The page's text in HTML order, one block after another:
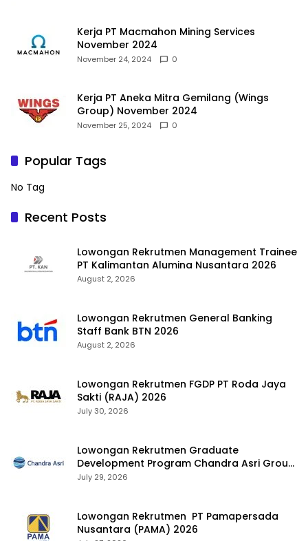
Kerja PT Macmahon Mining Services
November 2024
November 24, 2024 0
Kerja PT Aneka Mitra Gemilang (Wings
Group) November 2024
November 25, 2024 0
Popular Tags
No Tag
Recent Posts
Lowongan Rekrutmen Management Trainee
PT Kalimantan Alumina Nusantara 2026
August 2, 2026
Lowongan Rekrutmen General Banking
Staff Bank BTN 2026
August 2, 2026
Lowongan Rekrutmen FGDP PT Roda Jaya
Sakti (RAJA) 2026
July 30, 2026
Lowongan Rekrutmen Graduate
Development Program Chandra Asri Group
2026
July 29, 2026
Lowongan Rekrutmen PT Pamapersada
Nusantara (PAMA) 2026